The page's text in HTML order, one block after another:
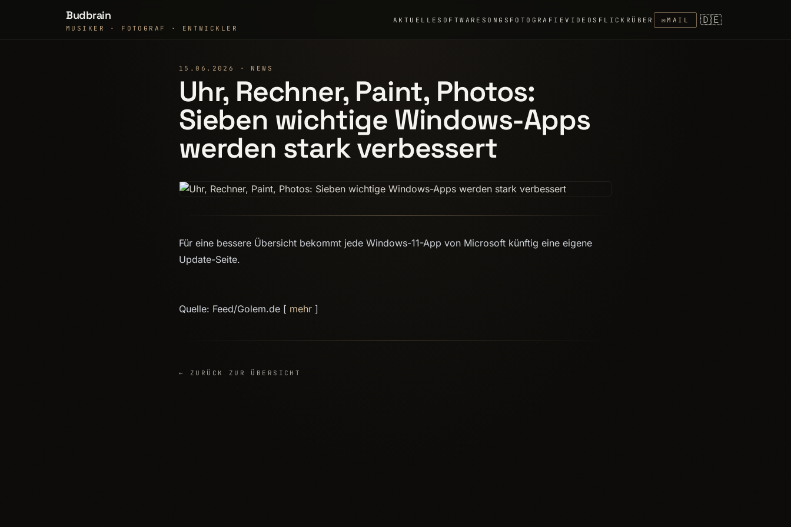
Budbrain
MUSIKER · FOTOGRAF · ENTWICKLER
AKTUELLE SOFTWARE SONGS FOTOGRAFIEVIDEOS FLICKR ÜBER ✉MAIL 🇩🇪
15.06.2026 · NEWS
Uhr, Rechner, Paint, Photos:
Sieben wichtige Windows-Apps
werden stark verbessert
Für eine bessere Übersicht bekommt jede Windows-11-App von Microsoft künftig eine eigene
Update-Seite.
Quelle: Feed/Golem.de [ mehr ]
← ZURÜCK ZUR ÜBERSICHT